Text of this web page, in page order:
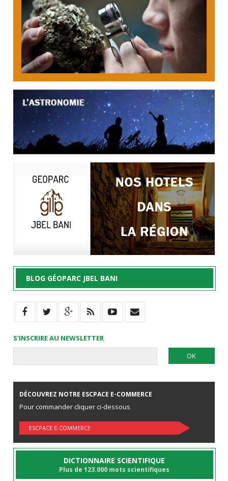
BLOG GÉOPARC JBEL BANI
S’INSCRIRE AU NEWSLETTER
DÉCOUVREZ NOTRE ESCPACE E-COMMERCE
Pour commander cliquer ci-dessous
ESCPACE E-COMMERCE
DICTIONNAIRE SCIENTIFIQUE
Plus de 123.000 mots scientifiques